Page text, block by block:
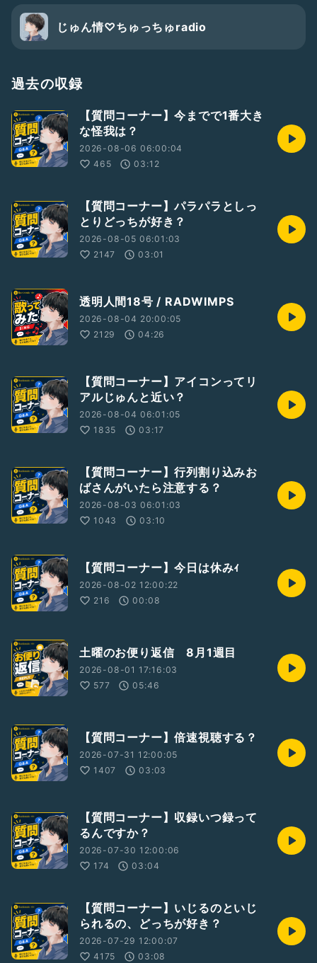
じゅん情♡ちゅっちゅradio
過去の収録
【質問コーナー】今までで1番大き
な怪我は？
2026-08-06 06:00:04
465
03:12
【質問コーナー】パラパラとしっ
とりどっちが好き？
2026-08-05 06:01:03
2147
03:01
透明人間18号 / RADWIMPS
2026-08-04 20:00:05
2129
04:26
【質問コーナー】アイコンってリ
アルじゅんと近い？
2026-08-04 06:01:05
1835
03:17
【質問コーナー】行列割り込みお
ばさんがいたら注意する？
2026-08-03 06:01:03
1043
03:10
【質問コーナー】今日は休みｨ
2026-08-02 12:00:22
216
00:08
土曜のお便り返信 8月1週目
2026-08-01 17:16:03
577
05:46
【質問コーナー】倍速視聴する？
2026-07-31 12:00:05
1407
03:03
【質問コーナー】収録いつ録って
るんですか？
2026-07-30 12:00:06
174
03:04
【質問コーナー】いじるのといじ
られるの、どっちが好き？
2026-07-29 12:00:07
4175
03:08